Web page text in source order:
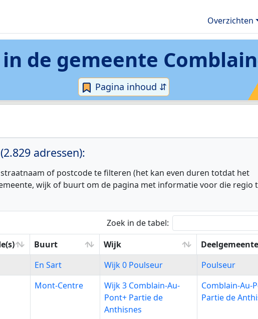
Overzichten
de gemeente
Pagina inhoud ⇵
adressen):
of postcode te filteren (het kan even duren totdat het
wijk of buurt om de pagina met informatie voor die regio
Zoek in de tabel:
Buurt Wijk
Deelgemeente
Buurt Wijk Deelgemeente
En Sart Wijk 0 Poulseur
Poulseur
Mont-Centre
Wijk 3 Comblain-Au-
Pont+ Partie de
Anthisnes
Comblain-Au-
Partie de